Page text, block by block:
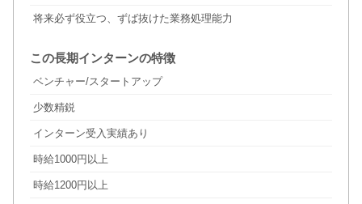
将来必ず役立つ、ずば抜けた業務処理能力
この長期インターンの特徴
ベンチャー/スタートアップ
少数精鋭
インターン受入実績あり
時給1000円以上
時給1200円以上